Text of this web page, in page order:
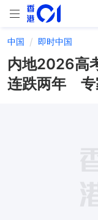
中国 即时中国
内地2026高
连跌两年 专